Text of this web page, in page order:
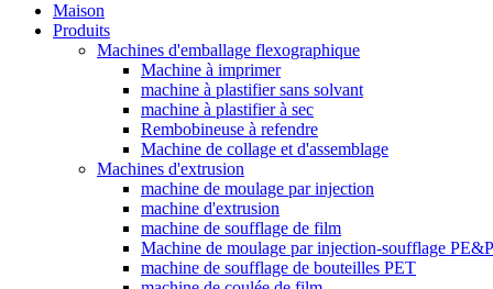
Maison
Produits
Machines d'emballage flexographique
Machine à imprimer
machine à plastifier sans solvant
machine à plastifier à sec
Rembobineuse à refendre
Machine de collage et d'assemblage
Machines d'extrusion
machine de moulage par injection
machine d'extrusion
machine de soufflage de film
Machine de moulage par injection-soufflage
machine de soufflage de bouteilles PET